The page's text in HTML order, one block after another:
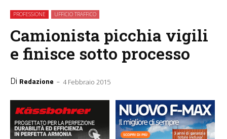
PROFESSIONE UFFICIO TRAFFICO
Camionista picchia vigili
e finisce sotto processo
Di Redazione - 4 Febbraio 2015